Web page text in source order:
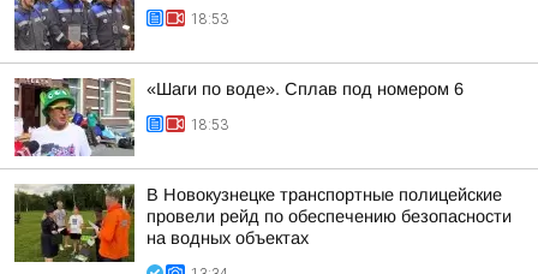
18:53
«Шаги по воде». Сплав под номером 6
18:53
В Новокузнецке транспортные полицейские
провели рейд по обеспечению безопасности
на водных объектах